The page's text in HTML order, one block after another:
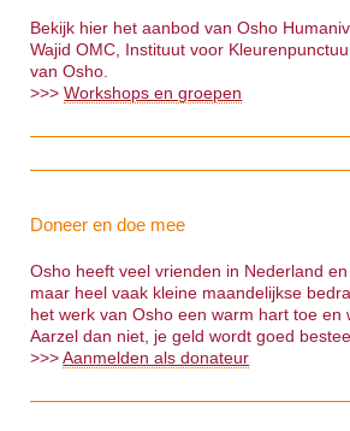
Bekijk hier het aanbod van Osho
Wajid OMC, Instituut voor
van Osho.
>>>Workshops en groepen
Doneer en doe mee
Osho heeft veel vrienden in Nederland
maar heel vaak kleine maandelijkse
het werk van Osho een warm hart toe en
Aarzel dan niet, je geld wordt goed
>>>Aanmelden als donateur